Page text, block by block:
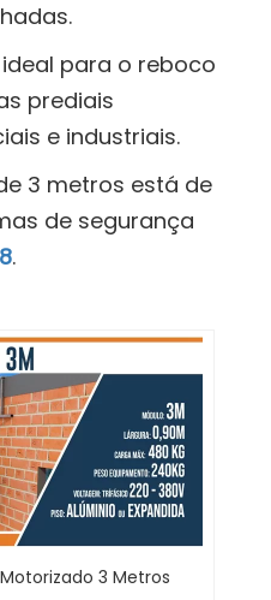
para o reboco
prediais
e industriais.
3 metros está de
de segurança
.
3 Metros